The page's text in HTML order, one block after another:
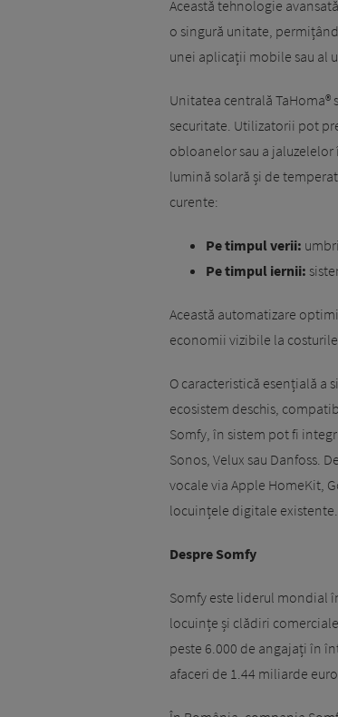
Această tehnologie
o singură unitate,
unei aplicații mobile sau al
Unitatea centrală
securitate. Utilizatorii pot
obloanelor sau a
lumină solară și de
curente:
Pe timpul verii:
Pe timpul iernii:
Această automatizare
economii vizibile la
O caracteristică esențială a
ecosistem deschis,
Somfy, în sistem pot fi
Sonos, Velux sau Danfoss.
vocale via Apple HomeKit,
locuințele digitale existente.
Despre Somfy
Somfy este liderul mondial
locuințe și clădiri
peste 6.000 de angajați în
afaceri de 1.44 miliarde